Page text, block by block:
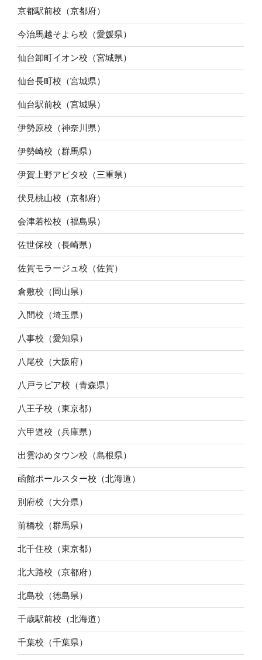
京都駅前校（京都府）
今治馬越そよら校（愛媛県）
仙台卸町イオン校（宮城県）
仙台長町校（宮城県）
仙台駅前校（宮城県）
伊勢原校（神奈川県）
伊勢崎校（群馬県）
伊賀上野アピタ校（三重県）
伏見桃山校（京都府）
会津若松校（福島県）
佐世保校（長崎県）
佐賀モラージュ校（佐賀）
倉敷校（岡山県）
入間校（埼玉県）
八事校（愛知県）
八尾校（大阪府）
八戸ラピア校（青森県）
八王子校（東京都）
六甲道校（兵庫県）
出雲ゆめタウン校（島根県）
函館ポールスター校（北海道）
別府校（大分県）
前橋校（群馬県）
北千住校（東京都）
北大路校（京都府）
北島校（徳島県）
千歳駅前校（北海道）
千葉校（千葉県）